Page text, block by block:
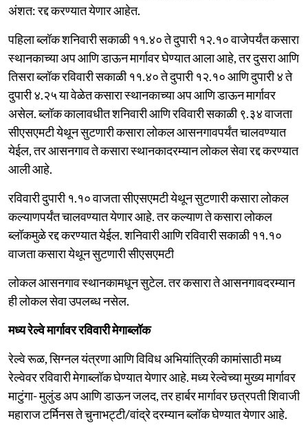
अंशत: रद्द करण्यात येणार आहेत.
पहिला ब्लॉक शनिवारी सकाळी ११.४० ते दुपारी १२.१० वाजेपर्यंत कसारा
स्थानकाच्या अप आणि डाऊन मार्गावर घेण्यात आला आहे, तर दुसरा आणि
तिसरा ब्लॉक रविवारी सकाळी ११.४० ते दुपारी १२.१० आणि दुपारी ४ ते
दुपारी ४.२५ या वेळेत कसारा स्थानकाच्या अप आणि डाऊन मार्गावर
असेल. ब्लॉक कालावधीत शनिवारी आणि रविवारी सकाळी ९.३४ वाजता
सीएसएमटी येथून सुटणारी कसारा लोकल आसनगावपर्यंत चालवण्यात
येईल, तर आसनगाव ते कसारा स्थानकादरम्यान लोकल सेवा रद्द करण्यात
आली आहे.
रविवारी दुपारी १.१० वाजता सीएसएमटी येथून सुटणारी कसारा लोकल
कल्याणपर्यंत चालवण्यात येणार आहे. तर कल्याण ते कसारा लोकल
ब्लॉकमुळे रद्द करण्यात येईल. शनिवारी आणि रविवारी सकाळी ११.१०
वाजता कसारा येथून सुटणारी सीएसएमटी
लोकल आसनगाव स्थानकामधून सुटेल. तर कसारा ते आसनगावदरम्यान
ही लोकल सेवा उपलब्ध नसेल.
मध्य रेल्वे मार्गावर रविवारी मेगाब्लॉक
रेल्वे रूळ, सिग्नल यंत्रणा आणि विविध अभियांत्रिकी कामांसाठी मध्य
रेल्वेवर रविवारी मेगाब्लॉक घेण्यात येणार आहे. मध्य रेल्वेच्या मुख्य मार्गावर
माटुंगा- मुलुंड अप आणि डाऊन जलद, तर हार्बर मार्गावर छत्रपती शिवाजी
महाराज टर्मिनस ते चुनाभट्टी/वांद्रे दरम्यान ब्लॉक घेण्यात येणार आहे.